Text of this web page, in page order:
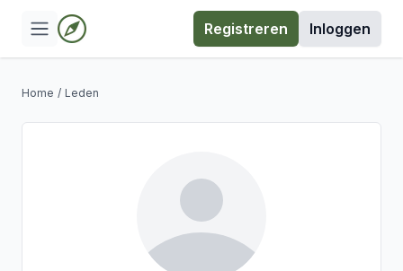
Registreren Inloggen
Home / Leden